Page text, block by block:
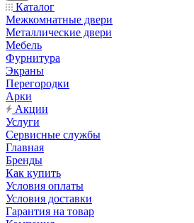
Каталог
Межкомнатные двери
Металлические двери
Мебель
Фурнитура
Экраны
Перегородки
Арки
Акции
Услуги
Сервисные службы
Главная
Бренды
Как купить
Условия оплаты
Условия доставки
Гарантия на товар